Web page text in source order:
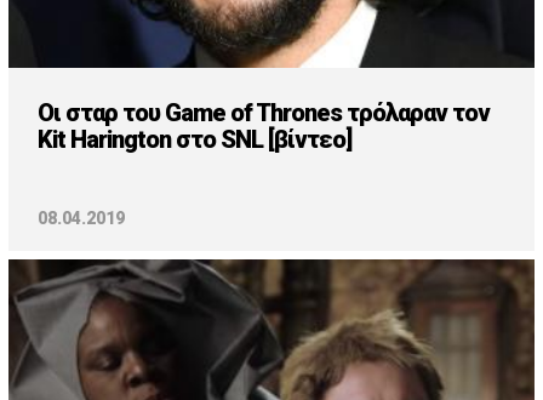
Οι σταρ του Game of Thrones τρόλαραν τον
Kit Harington στο SNL [βίντεο]
08.04.2019